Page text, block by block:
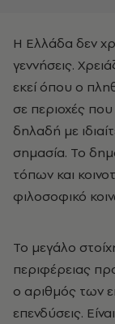
Η Ελλάδα δεν
γεννήσεις.
εκεί όπου ο
σε περιοχές που
δηλαδή με
σημασία. Το
τόπων και
φιλοσοφικό
Το μεγάλο
περιφέρειας
ο αριθμός των
επενδύσεις.